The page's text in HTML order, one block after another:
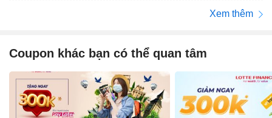
Xem thêm
Coupon khác bạn có thể quan tâm